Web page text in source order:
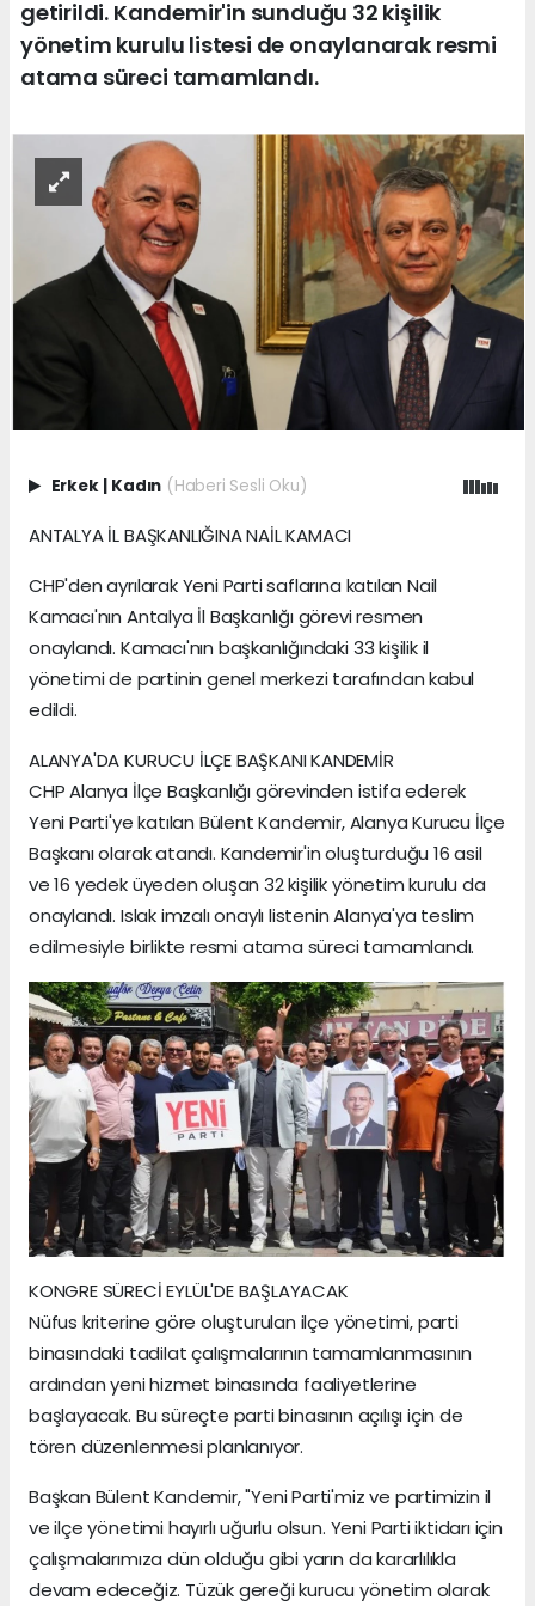
getirildi. Kandemir'in sunduğu 32 kişilik
yönetim kurulu listesi de onaylanarak resmi
atama süreci tamamlandı.
Erkek Kadın (Haberi Sesli Oku)
ANTALYA İL BAŞKANLIĞINA NAİL KAMACI
CHP'den ayrılarak Yeni Parti saflarına katılan Nail
Kamacı'nın Antalya İl Başkanlığı görevi resmen
onaylandı. Kamacı'nın başkanlığındaki 33 kişilik il
yönetimi de partinin genel merkezi tarafından kabul
edildi.
ALANYA'DA KURUCU İLÇE BAŞKANI KANDEMİR
CHP Alanya İlçe Başkanlığı görevinden istifa ederek
Yeni Parti'ye katılan Bülent Kandemir, Alanya Kurucu İlçe
Başkanı olarak atandı. Kandemir'in oluşturduğu 16 asil
ve 16 yedek üyeden oluşan 32 kişilik yönetim kurulu da
onaylandı. Islak imzalı onaylı listenin Alanya'ya teslim
edilmesiyle birlikte resmi atama süreci tamamlandı.
KONGRE SÜRECİ EYLÜL'DE BAŞLAYACAK
Nüfus kriterine göre oluşturulan ilçe yönetimi, parti
binasındaki tadilat çalışmalarının tamamlanmasının
ardından yeni hizmet binasında faaliyetlerine
başlayacak. Bu süreçte parti binasının açılışı için de
tören düzenlenmesi planlanıyor.
Başkan Bülent Kandemir, "Yeni Parti'miz ve partimizin il
ve ilçe yönetimi hayırlı uğurlu olsun. Yeni Parti iktidarı için
çalışmalarımıza dün olduğu gibi yarın da kararlılıkla
devam edeceğiz. Tüzük gereği kurucu yönetim olarak